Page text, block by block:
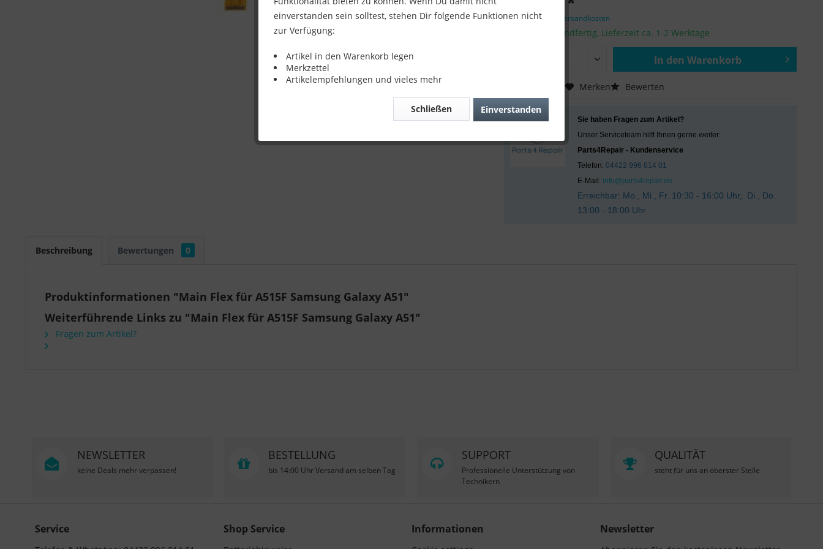
inkl. MwSt. zzgl. Versandkosten
Sofort versandfertig, Lieferzeit ca. 1-2 Werktage
In den Warenkorb
Vergleichen Merken Bewerten
Sie haben Fragen zum Artikel?
Unser Serviceteam hilft Ihnen gerne weiter:
Parts4Repair - Kundenservice
Telefon:04422 996 814 01
E-Mail: info@parts4repair.de
Erreichbar: Mo., Mi., Fr. 10:30 - 16:00 Uhr, Di., Do.
13:00 - 18:00 Uhr
Beschreibung Bewertungen 0
Produktinformationen "Main Flex für A515F Samsung Galaxy A51"
Weiterführende Links zu "Main Flex für A515F Samsung Galaxy A51"
Fragen zum Artikel?
NEWSLETTER
keine Deals mehr verpassen!
BESTELLUNG
bis 14:00 Uhr Versand am selben Tag
SUPPORT
Professionelle Unterstützung von
Technikern
QUALITÄT
steht für uns an oberster Stelle
Service Shop Service Informationen Newsletter
einverstanden sein solltest, stehen Dir folgende Funktionen nicht
zur Verfügung:
Artikel in den Warenkorb legen
Merkzettel
Artikelempfehlungen und vieles mehr
Einverstanden
Schließen